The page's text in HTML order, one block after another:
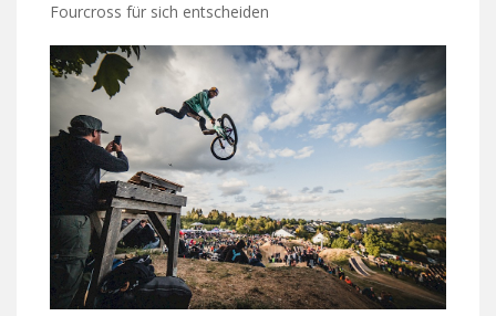
Fourcross für sich entscheiden